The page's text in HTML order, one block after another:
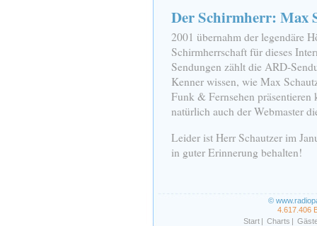
Der Schirmherr: Max
2001 übernahm der legendäre
Schirmherrschaft für dieses
Sendungen zählt die ARD-
Kenner wissen, wie Max
Funk & Fernsehen
natürlich auch der Webmaster
Leider ist Herr Schautzer im
in guter Erinnerung behalten!
©
4.617.406
Start | Charts |